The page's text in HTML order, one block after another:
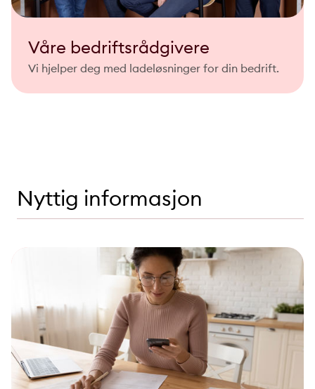
Våre bedriftsrådgivere
Vi hjelper deg med ladeløsninger for din bedrift.
Nyttig informasjon